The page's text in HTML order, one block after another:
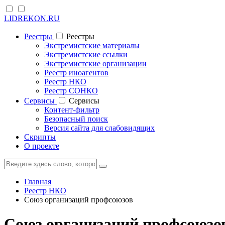
LIDREKON.RU
Реестры
Реестры
Экстремистские материалы
Экстремистские ссылки
Экстремистские организации
Реестр иноагентов
Реестр НКО
Реестр СОНКО
Cервисы
Cервисы
Контент-фильтр
Безопасный поиск
Версия сайта для слабовидящих
Скрипты
О проекте
Главная
Реестр НКО
Союз организаций профсоюзов